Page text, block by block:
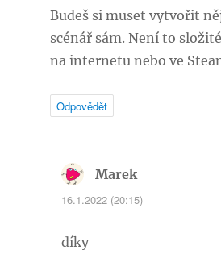
Budeš si muset vytvořit
scénář sám. Není to
na internetu nebo ve
Odpovědět
Mareknapsal:
16.1.2022 (20:15)
díky